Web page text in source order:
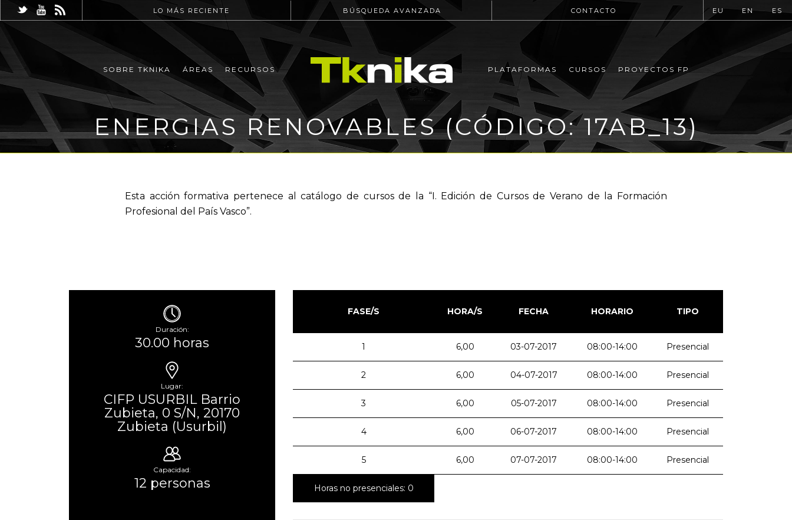
LO MÁS RECIENTE BÚSQUEDA AVANZADA CONTACTO EU EN ES
SOBRE TKNIKA ÁREAS RECURSOS PLATAFORMAS CURSOS PROYECTOS FP
ENERGIAS RENOVABLES (CÓDIGO: 17AB_13)
Esta acción formativa pertenece al catálogo de cursos de la “I. Edición de Cursos de Verano de la Formación
Profesional del País Vasco”.
Duración:
30.00 horas
Lugar:
CIFP USURBIL Barrio
Zubieta, 0 S/N, 20170
Zubieta (Usurbil)
Capacidad:
12 personas
FASE/S HORA/S FECHA HORARIO TIPO
1 6,00 03-07-2017 08:00-14:00 Presencial
2 6,00 04-07-2017 08:00-14:00 Presencial
3 6,00 05-07-2017 08:00-14:00 Presencial
4 6,00 06-07-2017 08:00-14:00 Presencial
5 6,00 07-07-2017 08:00-14:00 Presencial
Horas no presenciales: 0